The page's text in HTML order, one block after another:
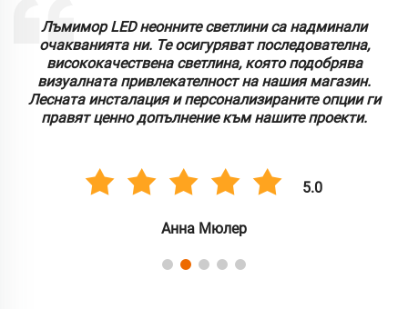
Лъмимор LED неонните светлини са надминали
очакванията ни. Те осигуряват последователна,
висококачествена светлина, която подобрява
визуалната привлекателност на нашия магазин.
Лесната инсталация и персонализираните опции ги
правят ценно допълнение към нашите проекти.
5.0
Анна Мюлер